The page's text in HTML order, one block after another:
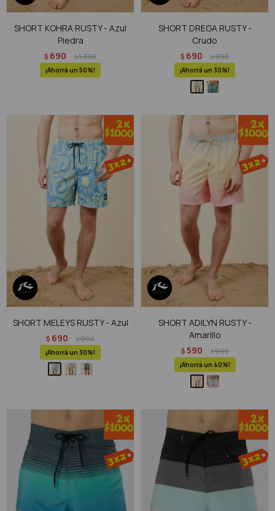
SHORT KOHRA RUSTY - Azul
Piedra
$ 690 $1.390
50
SHORT DREGA RUSTY -
Crudo
$ 690 $990
30
SHORT MELEYS RUSTY - Azul
$ 690 $990
30
SHORT ADILYN RUSTY -
Amarillo
$ 590 $990
40